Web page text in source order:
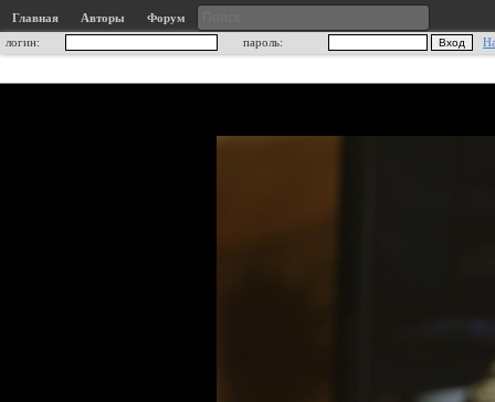
Главная Авторы
Форум
логин:
пароль: